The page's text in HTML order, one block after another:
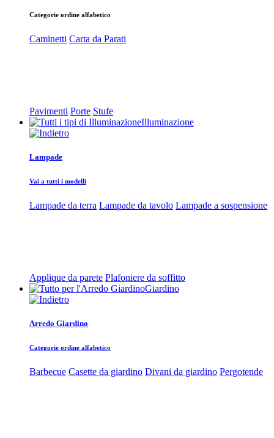
Categorie ordine alfabetico
Caminetti Carta da Parati
Pavimenti Porte Stufe
Illuminazione
Lampade
Vai a tutti i modelli
Lampade da terra Lampade da tavolo Lampade a sospensione
Applique da parete Plafoniere da soffitto
Giardino
Arredo Giardino
Categorie ordine alfabetico
Barbecue Casette da giardino Divani da giardino Pergotende